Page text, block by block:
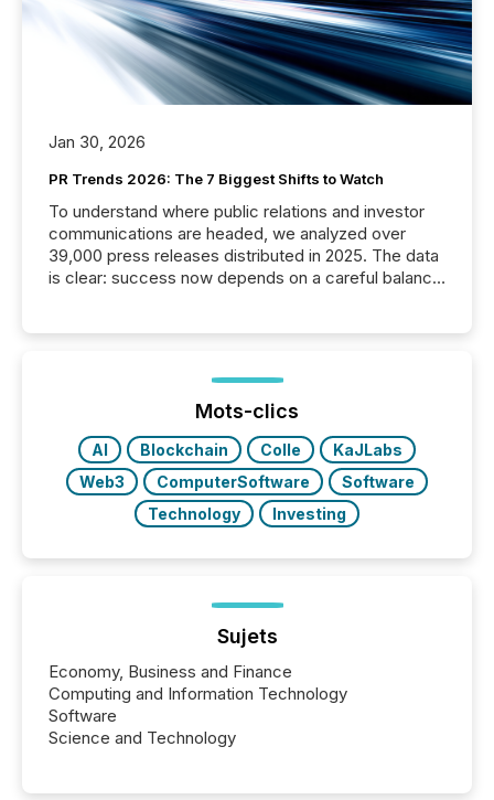
Jan 30, 2026
PR Trends 2026: The 7 Biggest Shifts to Watch
To understand where public relations and investor
communications are headed, we analyzed over
39,000 press releases distributed in 2025. The data
is clear: success now depends on a careful balance
ground their answers. We have entered a “ zero-
click ” reality, where Generative AI systems...
Mots-clics
AI Blockchain Colle
KaJLabs
Web3
ComputerSoftware
Software
Technology
Investing
Sujets
Economy, Business and Finance
Computing and Information Technology
Software
Science and Technology